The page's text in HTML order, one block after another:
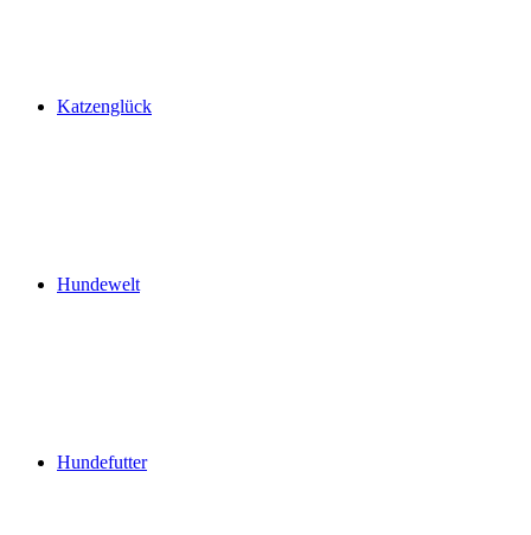
Katzenglück
Hundewelt
Hundefutter